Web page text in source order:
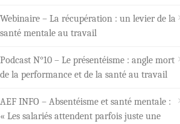
Webinaire – La récupération : un levier de la
santé mentale au travail
Podcast N°10 – Le présentéisme : angle mort
de la performance et de la santé au travail
AEF INFO – Absentéisme et santé mentale :
« Les salariés attendent parfois juste une